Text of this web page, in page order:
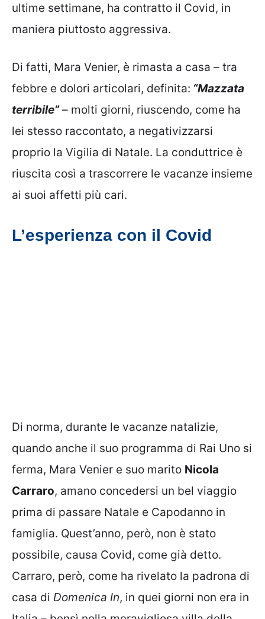
ultime settimane, ha contratto il Covid, in
maniera piuttosto aggressiva.
Di fatti, Mara Venier, è rimasta a casa – tra
febbre e dolori articolari, definita: “Mazzata
terribile”– molti giorni, riuscendo, come ha
lei stesso raccontato, a negativizzarsi
proprio la Vigilia di Natale. La conduttrice è
riuscita così a trascorrere le vacanze insieme
ai suoi affetti più cari.
L’esperienza con il Covid
Di norma, durante le vacanze natalizie,
quando anche il suo programma di Rai Uno si
ferma, Mara Venier e suo marito Nicola
Carraro, amano concedersi un bel viaggio
prima di passare Natale e Capodanno in
famiglia. Quest’anno, però, non è stato
possibile, causa Covid, come già detto.
Carraro, però, come ha rivelato la padrona di
casa di Domenica In, in quei giorni non era in